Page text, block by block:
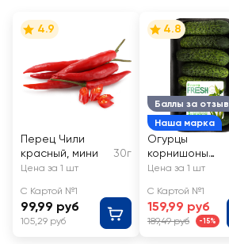
4.9
Перец Чили
красный, мини
30г
Цена за 1 шт
С Картой №1
99,99 руб
105,29 руб
Баллы за отзыв
Наша марка
4.8
Огурцы
корнишоны
ЛЕНТА FRESH
Цена за 1 шт
С Картой №1
159,99 руб
189,49 руб -15%